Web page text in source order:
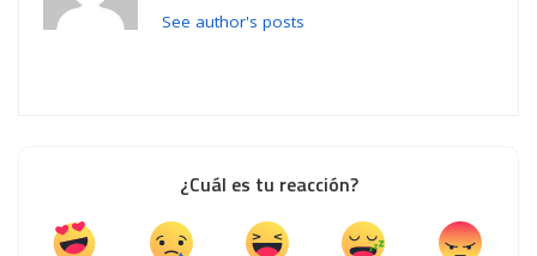
See author's posts
¿Cuál es tu reacción?